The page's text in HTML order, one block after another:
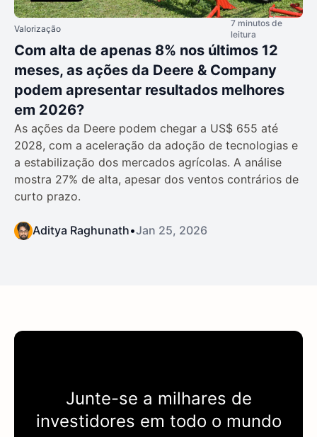
Valorização
7 minutos de
leitura
Com alta de apenas 8% nos últimos 12
meses, as ações da Deere & Company
podem apresentar resultados melhores
em 2026?
As ações da Deere podem chegar a US$ 655 até
2028, com a aceleração da adoção de tecnologias e
a estabilização dos mercados agrícolas. A análise
mostra 27% de alta, apesar dos ventos contrários de
curto prazo.
Aditya Raghunath•Jan 25, 2026
Junte-se a milhares de
investidores em todo o mundo